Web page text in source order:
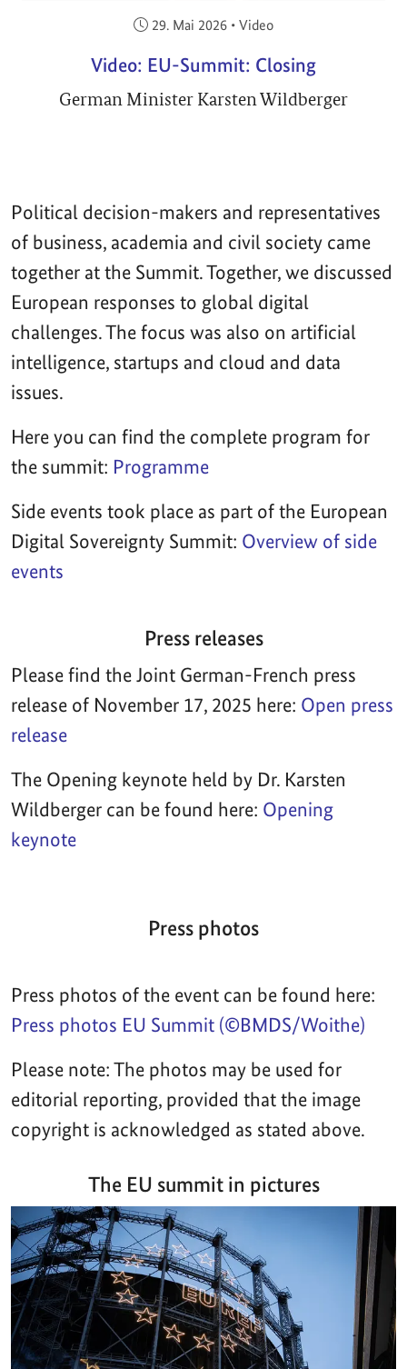
Veröffentlicht am:
29. Mai 2026 • Video
Video: EU-Summit: Closing
German Minister Karsten Wildberger
Political decision-makers and representatives
of business, academia and civil society came
together at the Summit. Together, we discussed
European responses to global digital
challenges. The focus was also on artificial
intelligence, startups and cloud and data
issues.
Here you can find the complete program for
the summit: Programme
Side events took place as part of the European
Digital Sovereignty Summit: Overview of side
events
Press releases
Please find the Joint German-French press
release of November 17, 2025 here: Open press
release
The Opening keynote held by Dr. Karsten
Wildberger can be found here: Opening
keynote
Press photos
Press photos of the event can be found here:
Press photos EU Summit (©BMDS/Woithe)
Please note: The photos may be used for
editorial reporting, provided that the image
copyright is acknowledged as stated above.
The EU summit in pictures